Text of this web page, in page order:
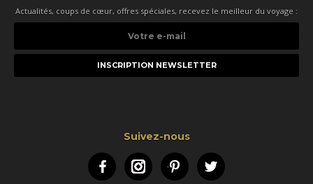
Actualités, coups de cœur, offres spéciales, recevez le meilleur du voyage :
e-
Suivez-nous
FacebookInstagramPinterestTwitter